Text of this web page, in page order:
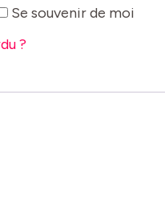
Se souvenir de moi
?